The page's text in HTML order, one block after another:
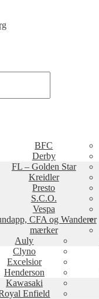
BFC
Derby
FL – Golden Star
Kreidler
Presto
S.C.O.
Vespa
CFA og Wanderer
mærker
Auly
Clyno
Excelsior
Henderson
Kawasaki
Enfield